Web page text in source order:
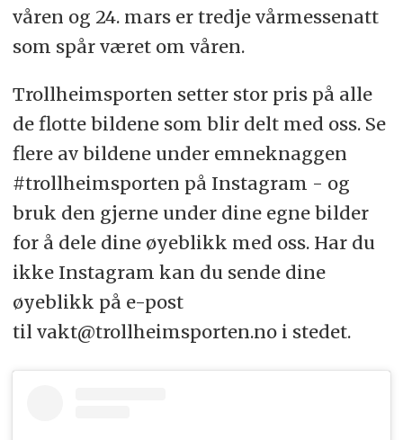
våren og 24. mars er tredje vårmessenatt
som spår været om våren.
Trollheimsporten setter stor pris på alle
de flotte bildene som blir delt med oss. Se
flere av bildene under emneknaggen
#trollheimsporten på Instagram - og
bruk den gjerne under dine egne bilder
for å dele dine øyeblikk med oss. Har du
ikke Instagram kan du sende dine
øyeblikk på e-post
til vakt@trollheimsporten.no i stedet.